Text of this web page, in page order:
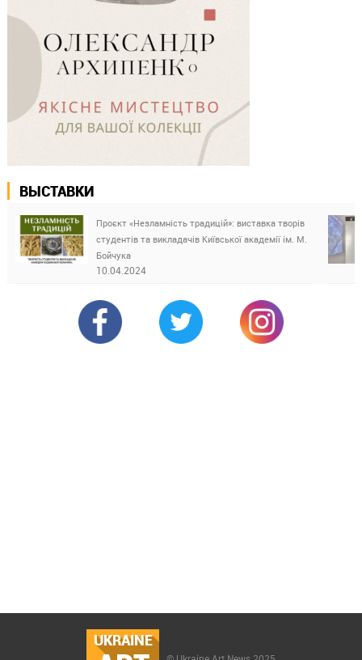
ВЫСТАВКИ
Проєкт «Незламність традицій»: виставка творів
студентів та викладачів Київської академії ім. М.
Бойчука
10.04.2024
UKRAINE